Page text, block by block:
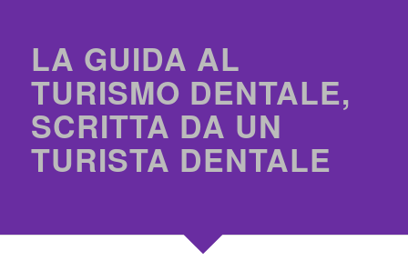
LA GUIDA AL
TURISMO DENTALE,
SCRITTA DA UN
TURISTA DENTALE